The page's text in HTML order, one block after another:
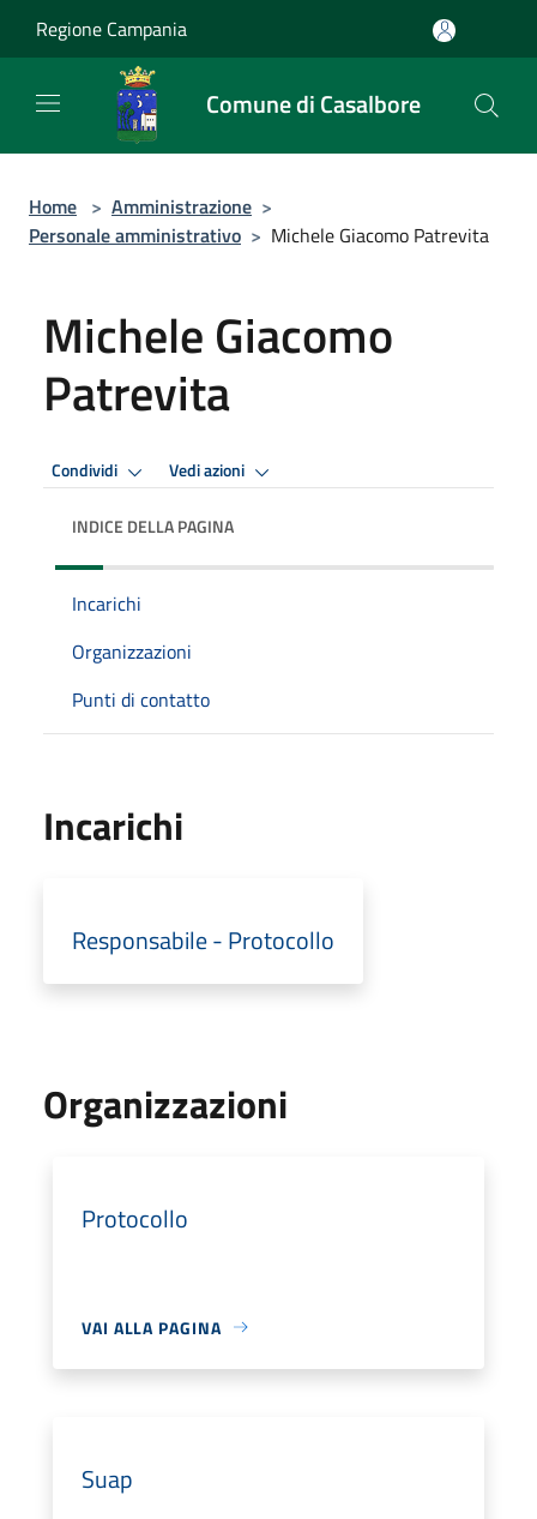
Regione Campania
Comune di Casalbore
Home > Amministrazione >
Personale amministrativo > Michele Giacomo Patrevita
Michele Giacomo
Patrevita
Condividi Vedi azioni
INDICE DELLA PAGINA
Incarichi
Organizzazioni
Punti di contatto
Incarichi
Responsabile - Protocollo
Organizzazioni
Protocollo
VAI ALLA PAGINA
Suap